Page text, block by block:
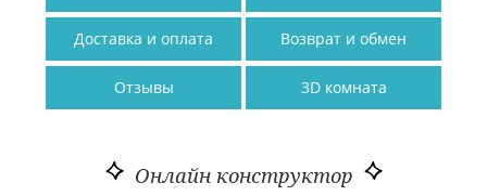
Доставка и оплата Возврат и обмен
Отзывы 3D комната
Онлайн конструктор